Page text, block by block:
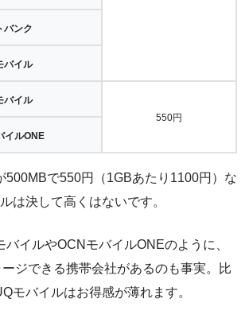
バンク
バイル
バイル
550円
イルONE
500MBで550円（1GBあたり1100円）な
は決して高くはないです。
バイルやOCNモバイルONEのように、
ジできる携帯会社があるのも事実。比
モバイルはお得感が薄れます。